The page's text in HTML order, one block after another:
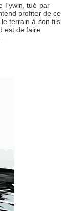
Tywin, tué par
profiter de ce
terrain à son fils
est de faire